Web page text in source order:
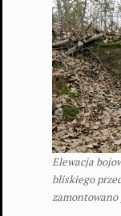
Elewacja
bliskiego
zamontowano